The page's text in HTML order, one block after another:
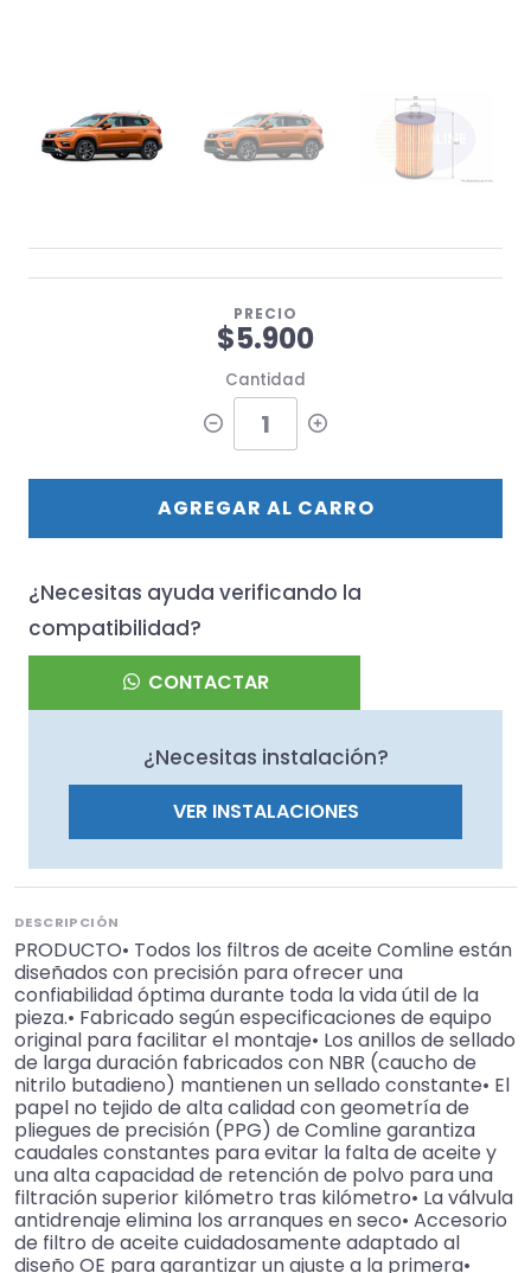
PRECIO
$5.900
Cantidad
AGREGAR AL CARRO
¿Necesitas ayuda verificando la
compatibilidad?
CONTACTAR
¿Necesitas instalación?
VER INSTALACIONES
DESCRIPCIÓN
PRODUCTO• Todos los filtros de aceite Comline están
diseñados con precisión para ofrecer una
confiabilidad óptima durante toda la vida útil de la
pieza.• Fabricado según especificaciones de equipo
original para facilitar el montaje• Los anillos de sellado
de larga duración fabricados con NBR (caucho de
nitrilo butadieno) mantienen un sellado constante• El
papel no tejido de alta calidad con geometría de
pliegues de precisión (PPG) de Comline garantiza
caudales constantes para evitar la falta de aceite y
una alta capacidad de retención de polvo para una
filtración superior kilómetro tras kilómetro• La válvula
antidrenaje elimina los arranques en seco• Accesorio
de filtro de aceite cuidadosamente adaptado al
diseño OE para garantizar un ajuste a la primera•